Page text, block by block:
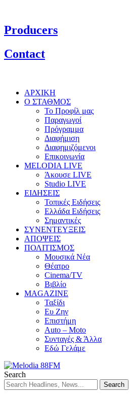
Producers
Contact
ΑΡΧΙΚΗ
Ο ΣΤΑΘΜΟΣ
Το Προφίλ μας
Παραγωγοί
Πρόγραμμα
Διαφήμιση
Διαφημιζόμενοι
Επικοινωνία
MELODIA LIVE
Άκουσε LIVE
Studio LIVE
ΕΙΔΗΣΕΙΣ
Τοπικές Ειδήσεις
Ελλάδα Ειδήσεις
Σημαντικές
ΣΥΝΕΝΤΕΥΞΕΙΣ
ΑΠΟΨΕΙΣ
ΠΟΛΙΤΙΣΜΟΣ
Μουσικά Νέα
Θέατρο
Cinema/TV
Βιβλίο
MAGAZINE
Ταξίδι
Ευ Ζην
Επιστήμη
Auto – Moto
Συνταγές & Άλλα
Εδώ Γελάμε
Search